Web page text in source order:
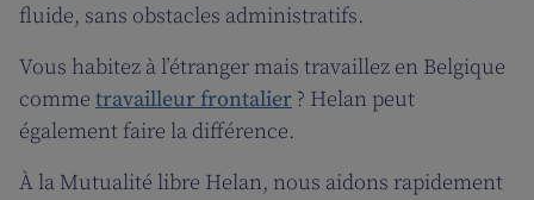
fluide, sans obstacles administratifs.
Vous habitez à l’étranger mais travaillez en Belgique
comme travailleur frontalier ? Helan peut
également faire la différence.
À la Mutualité libre Helan, nous aidons rapidement